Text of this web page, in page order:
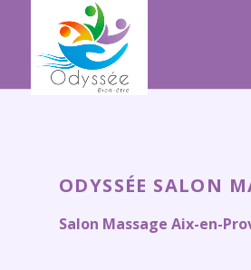
ODYSSÉE SALON
Salon Massage Aix-en-